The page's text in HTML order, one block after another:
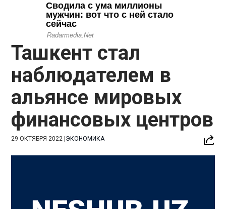
Ташкент стал
наблюдателем в
альянсе мировых
финансовых центров
29 ОКТЯБРЯ 2022 |ЭКОНОМИКА